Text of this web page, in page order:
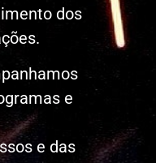
dos
e
e das